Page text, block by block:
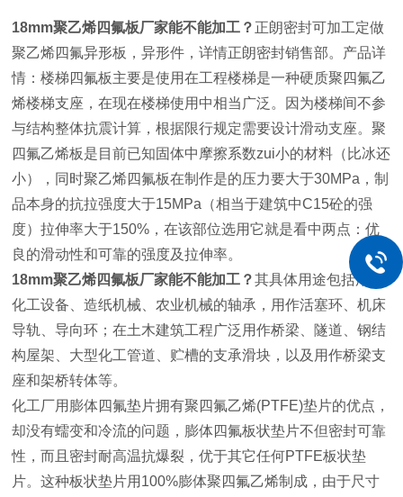
18mm聚乙烯四氟板厂家能不能加工？ 正朗密封可加工定做
聚乙烯四氟异形板，异形件，详情正朗密封销售部。产品详
情：楼梯四氟板主要是使用在工程楼梯是一种硬质聚四氟乙
烯楼梯支座，在现在楼梯使用中相当广泛。因为楼梯间不参
与结构整体抗震计算，根据限行规定需要设计滑动支座。聚
四氟乙烯板是目前已知固体中摩擦系数zui小的材料（比冰还
小），同时聚乙烯四氟板在制作是的压力要大于30MPa，制
品本身的抗拉强度大于15MPa（相当于建筑中C15砼的强
度）拉伸率大于150%，在该部位选用它就是看中两点：优
良的滑动性和可靠的强度及拉伸率。
18mm聚乙烯四氟板厂家能不能加工？其具体用途包括用于
化工设备、造纸机械、农业机械的轴承，用作活塞环、机床
导轨、导向环；在土木建筑工程广泛用作桥梁、隧道、钢结
构屋架、大型化工管道、贮槽的支承滑块，以及用作桥梁支
座和架桥转体等。
化工厂用膨体四氟垫片拥有聚四氟乙烯(PTFE)垫片的优点，
却没有蠕变和冷流的问题，膨体四氟板状垫片不但密封可靠
性，而且密封耐高温抗爆裂，优于其它任何PTFE板状垫
片。这种板状垫片用100%膨体聚四氟乙烯制成，由于尺寸